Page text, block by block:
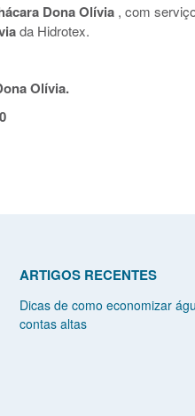
Dona Olívia , com
da Hidrotex.
Olívia.
ARTIGOS RECENTES
Dicas de como economizar
contas altas